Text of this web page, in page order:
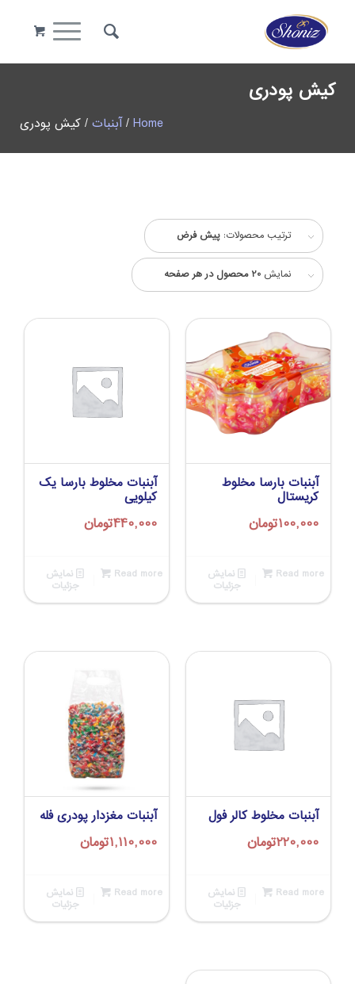
کیش پودری
Home
/آبنبات / کیش پودری
ترتیب محصولات: پیش فرض
نمایش 20 محصول در هر صفحه
آبنبات بارسا مخلوط
کریستال
100,000تومان
Read more
نمایش
جزئیات
آبنبات مخلوط بارسا یک
کیلویی
440,000تومان
Read more
نمایش
جزئیات
آبنبات مخلوط کالر فول
220,000تومان
Read more
نمایش
جزئیات
آبنبات مغزدار پودری فله
1,110,000تومان
Read more
نمایش
جزئیات